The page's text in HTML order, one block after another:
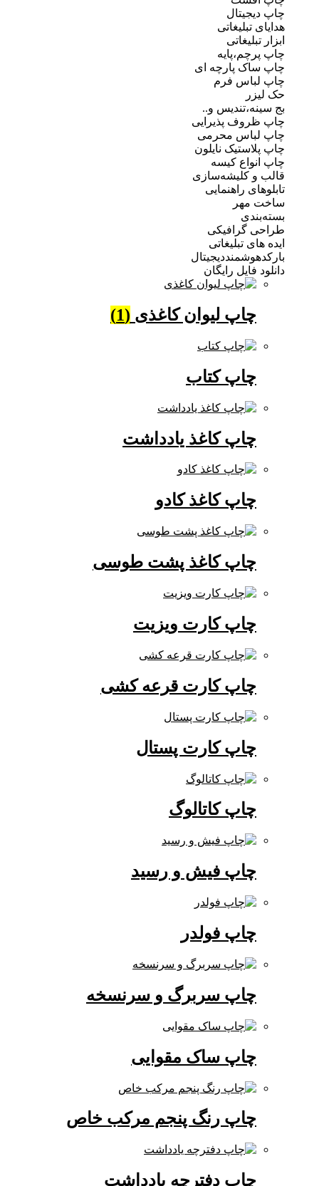
پارچه ای
فرم
و..
پذیرایی
محرمی
نایلون
کیسه
کلیشه‌سازی
راهنمایی
گرافیکی
تبلیغاتی
فایل رایگان
چاپ لیوان کاغذی(1)
چاپ کتاب
چاپ کاغذ یادداشت
چاپ کاغذ کادو
چاپ کاغذ پشت طوسی
چاپ کارت ویزیت
چاپ کارت قرعه کشی
چاپ کارت پستال
چاپ کاتالوگ
چاپ فیش و رسید
چاپ فولدر
چاپ سربرگ و سرنسخه
چاپ ساک مقوایی
چاپ رنگ پنجم مرکب خاص
چاپ دفترچه یادداشت